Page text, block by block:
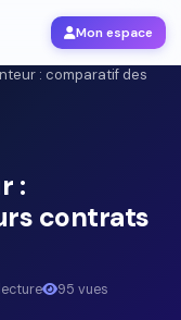
Mon espace
: comparatif des
:
contrats
95 vues